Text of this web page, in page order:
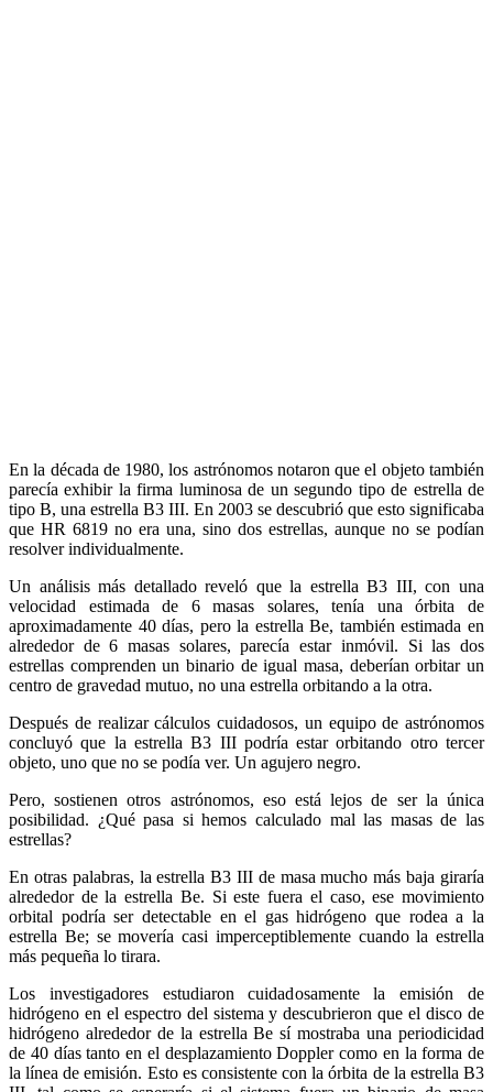
En la década de 1980, los astrónomos notaron que el objeto también
parecía exhibir la firma luminosa de un segundo tipo de estrella de
tipo B, una estrella B3 III. En 2003 se descubrió que esto significaba
que HR 6819 no era una, sino dos estrellas, aunque no se podían
resolver individualmente.
Un análisis más detallado reveló que la estrella B3 III, con una
velocidad estimada de 6 masas solares, tenía una órbita de
aproximadamente 40 días, pero la estrella Be, también estimada en
alrededor de 6 masas solares, parecía estar inmóvil. Si las dos
estrellas comprenden un binario de igual masa, deberían orbitar un
centro de gravedad mutuo, no una estrella orbitando a la otra.
Después de realizar cálculos cuidadosos, un equipo de astrónomos
concluyó que la estrella B3 III podría estar orbitando otro tercer
objeto, uno que no se podía ver. Un agujero negro.
Pero, sostienen otros astrónomos, eso está lejos de ser la única
posibilidad. ¿Qué pasa si hemos calculado mal las masas de las
estrellas?
En otras palabras, la estrella B3 III de masa mucho más baja giraría
alrededor de la estrella Be. Si este fuera el caso, ese movimiento
orbital podría ser detectable en el gas hidrógeno que rodea a la
estrella Be; se movería casi imperceptiblemente cuando la estrella
más pequeña lo tirara.
Los investigadores estudiaron cuidadosamente la emisión de
hidrógeno en el espectro del sistema y descubrieron que el disco de
hidrógeno alrededor de la estrella Be sí mostraba una periodicidad
de 40 días tanto en el desplazamiento Doppler como en la forma de
la línea de emisión. Esto es consistente con la órbita de la estrella B3